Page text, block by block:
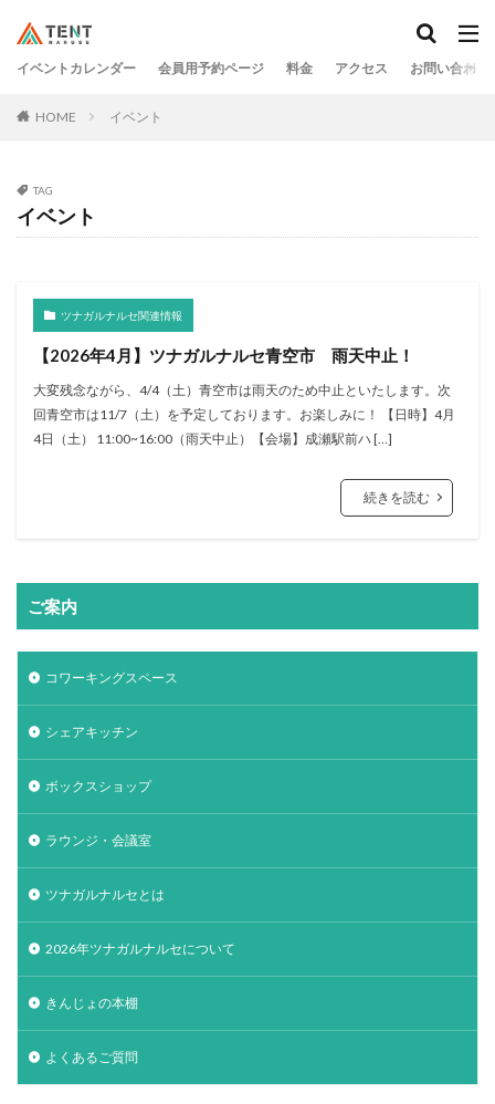
イベントカレンダー 会員用予約ページ 料金 アクセス お問い合わせ
HOME イベント
TAG
イベント
ツナガルナルセ関連情報
【2026年4月】ツナガルナルセ青空市 雨天中止！
大変残念ながら、4/4（土）青空市は雨天のため中止といたします。次
回青空市は11/7（土）を予定しております。お楽しみに！ 【日時】4月
4日（土） 11:00~16:00（雨天中止）【会場】成瀬駅前ハ […]
続きを読む
ご案内
コワーキングスペース
シェアキッチン
ボックスショップ
ラウンジ・会議室
ツナガルナルセとは
2026年ツナガルナルセについて
きんじょの本棚
よくあるご質問